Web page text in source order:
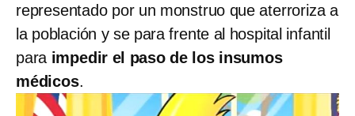
representado por un monstruo que aterroriza a
la población y se para frente al hospital infantil
para impedir el paso de los insumos
médicos.